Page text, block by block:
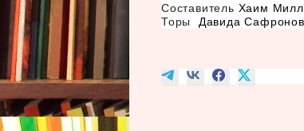
Составитель Хаим
Торы Давида